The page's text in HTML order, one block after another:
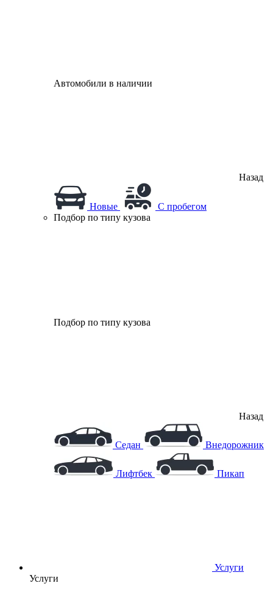
Автомобили в наличии
Назад
Новые
С пробегом
Подбор по типу кузова
Подбор по типу кузова
Назад
Седан Внедорожник
Лифтбек Пикап
Услуги
Услуги